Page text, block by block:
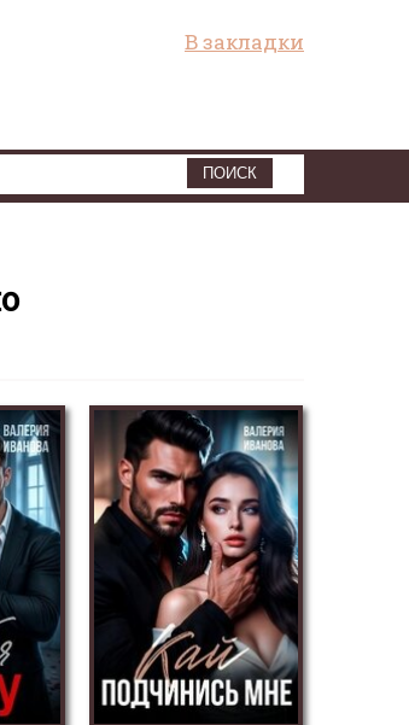
В закладки
ПОИСК